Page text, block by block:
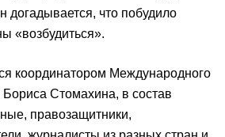
догадывается, что побудило
«возбудиться».
координатором Международного
Стомахина, в состав
правозащитники,